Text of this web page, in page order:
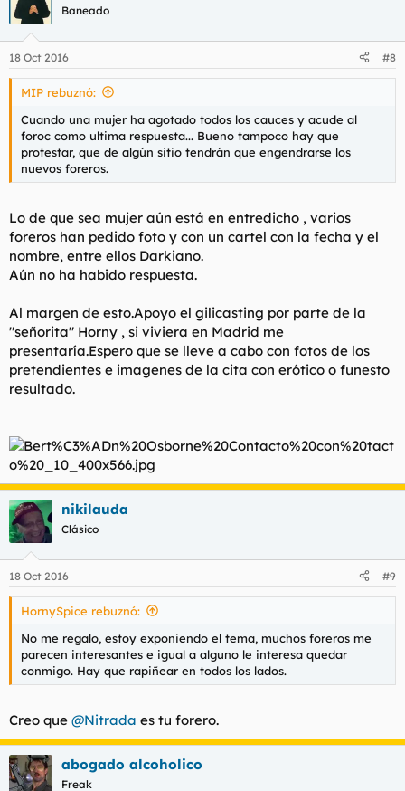
Baneado
18 Oct 2016 #8
MIP rebuznó:
Cuando una mujer ha agotado todos los cauces y acude al
foroc como ultima respuesta... Bueno tampoco hay que
protestar, que de algún sitio tendrán que engendrarse los
nuevos foreros.
Lo de que sea mujer aún está en entredicho , varios
foreros han pedido foto y con un cartel con la fecha y el
nombre, entre ellos Darkiano.
Aún no ha habido respuesta.
Al margen de esto.Apoyo el gilicasting por parte de la
"señorita" Horny , si viviera en Madrid me
presentaría.Espero que se lleve a cabo con fotos de los
pretendientes e imagenes de la cita con erótico o funesto
resultado.
nikilauda
Clásico
18 Oct 2016 #9
HornySpice rebuznó:
No me regalo, estoy exponiendo el tema, muchos foreros me
parecen interesantes e igual a alguno le interesa quedar
conmigo. Hay que rapiñear en todos los lados.
Creo que @Nitrada es tu forero.
abogado alcoholico
Freak